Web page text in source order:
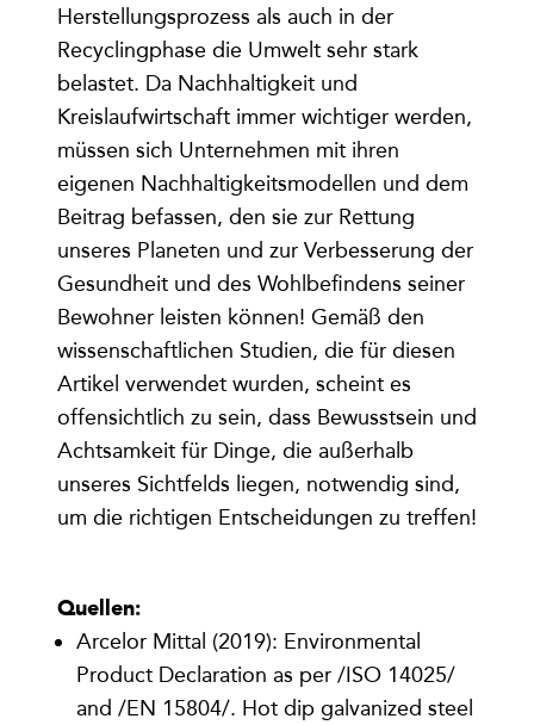
Herstellungsprozess als auch in der
Recyclingphase die Umwelt sehr stark
belastet. Da Nachhaltigkeit und
Kreislaufwirtschaft immer wichtiger werden,
müssen sich Unternehmen mit ihren
eigenen Nachhaltigkeitsmodellen und dem
Beitrag befassen, den sie zur Rettung
unseres Planeten und zur Verbesserung der
Gesundheit und des Wohlbefindens seiner
Bewohner leisten können! Gemäß den
wissenschaftlichen Studien, die für diesen
Artikel verwendet wurden, scheint es
offensichtlich zu sein, dass Bewusstsein und
Achtsamkeit für Dinge, die außerhalb
unseres Sichtfelds liegen, notwendig sind,
um die richtigen Entscheidungen zu treffen!
Quellen:
Arcelor Mittal (2019): Environmental
Product Declaration as per /ISO 14025/
and /EN 15804/. Hot dip galvanized steel